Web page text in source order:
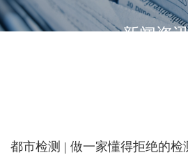
新闻资
都市检测 | 做一家懂得拒绝的检